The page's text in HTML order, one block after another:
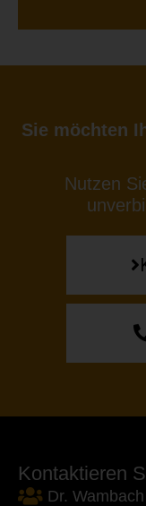
Sie möchten
Nutzen
Kontaktieren
Dr.